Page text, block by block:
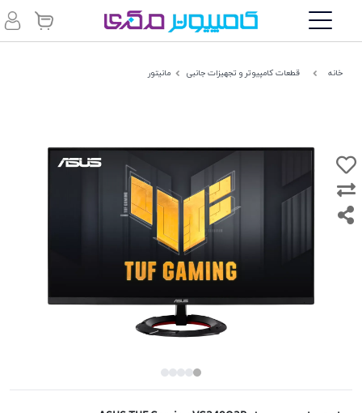
خانه قطعات کامپیوتر و تجهیزات جانبی مانیتور